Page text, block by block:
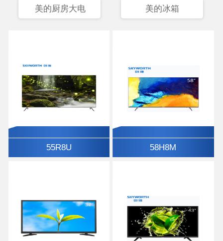
美的厨房大电 美的冰箱
55R8U 58H8M